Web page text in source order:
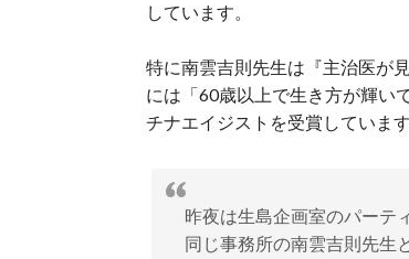
しています。
特に南雲吉則先生は『主治医が
には「60歳以上で生き方が輝い
チナエイジストを受賞しています
昨夜は生島企画室のパーテ
同じ事務所の南雲吉則先生